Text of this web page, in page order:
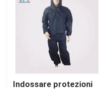
Circa noi
Giro della fabbrica
Controllo di qualità
Indossare protezioni